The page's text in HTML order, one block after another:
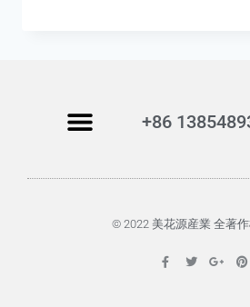
+86
© 2022 美花源産業 全著作